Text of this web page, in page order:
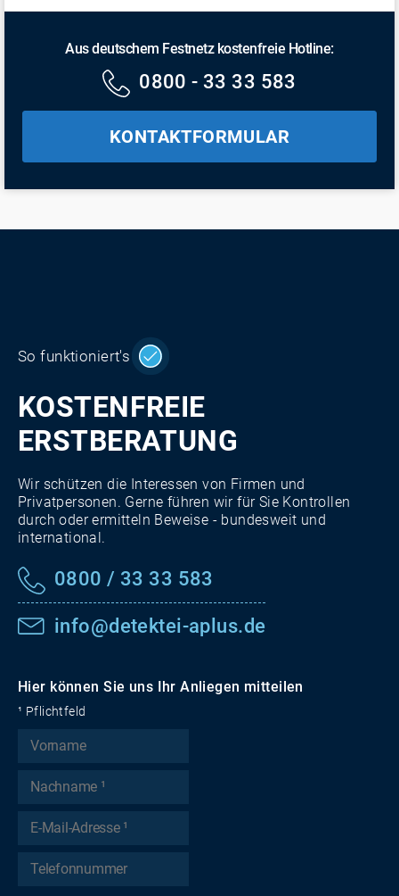
Aus deutschem Festnetz kostenfreie Hotline:
0800 - 33 33 583
KONTAKTFORMULAR
So funktioniert's
KOSTENFREIE
ERSTBERATUNG
Wir schützen die Interessen von Firmen und
Privatpersonen. Gerne führen wir für Sie Kontrollen
durch oder ermitteln Beweise - bundesweit und
international.
0800 / 33 33 583
info@detektei-aplus.de
Hier können Sie uns Ihr Anliegen mitteilen
¹ Pflichtfeld